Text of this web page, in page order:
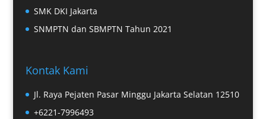
SMK DKI Jakarta
SNMPTN dan SBMPTN Tahun 2021
Kontak Kami
Jl. Raya Pejaten Pasar Minggu Jakarta Selatan 12510
+6221-7996493